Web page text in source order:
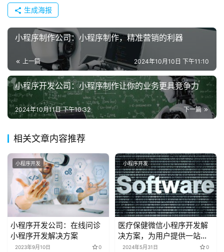
系
们
生成海报
小程序制作公司：小程序制作，精准营销的利器
上一篇 2024年10月10日 下午11:10
小程序开发公司：小程序制作让你的业务更具竞争力
下一篇
2024年10月11日 下午10:32
相关文章内容推荐
小程序开发
小程序开发公司：在线问诊
小程序开发解决方案
2023年9月10日 0
小程序开发
医疗保健微信小程序开发解
决方案，为用户提供一站式
健康管理体验
2024年5月31日 0